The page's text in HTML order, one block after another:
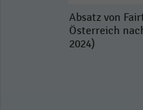
Absatz von
Österreich
2024)